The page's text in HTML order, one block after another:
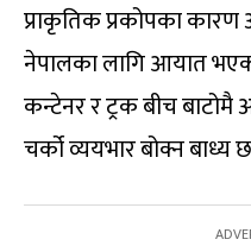
प्राकृतिक प्रकोपका
नेपालका लागि आयात
कन्टेनर र ट्रक बीच बाटोमै
चर्को व्ययभार बोक्न बाध्य